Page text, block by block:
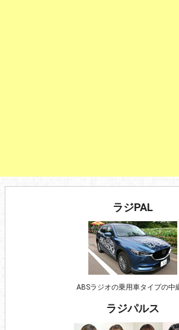
ラジPAL
ABSラジオの乗用車タイプの中
ラジパルス